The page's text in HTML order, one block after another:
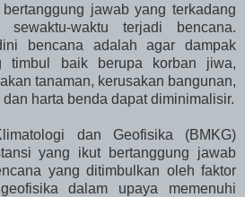
jawab yang terkadang
sewaktu-waktu terjadi bencana.
bencana adalah agar dampak
timbul baik berupa korban jiwa,
tanaman, kerusakan bangunan,
harta benda dapat diminimalisir.
dan Geofisika (BMKG)
yang ikut bertanggung jawab
yang ditimbulkan oleh faktor
dalam upaya memenuhi